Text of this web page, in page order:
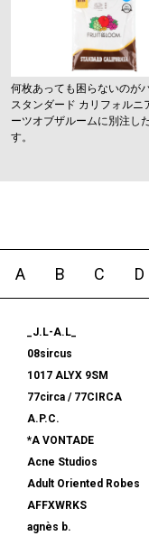
何枚あっても困らないのが
スタンダード カリフォルニ
ーツオブザルームに別注し
す。
A B C D
_J.L-A.L_
08sircus
1017 ALYX 9SM
77circa / 77CIRCA
A.P.C.
*A VONTADE
Acne Studios
Adult Oriented Robes
AFFXWRKS
agnès b.